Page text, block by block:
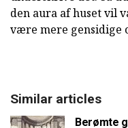
den aura af huset vil
være mere
Similar articles
Berømte